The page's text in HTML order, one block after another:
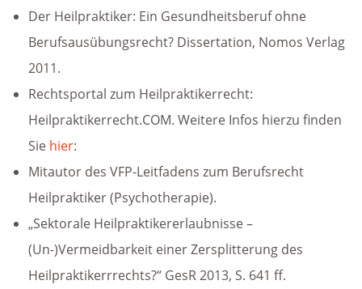
Der Heilpraktiker: Ein Gesundheitsberuf ohne
Berufsausübungsrecht? Dissertation, Nomos Verlag
2011.
Rechtsportal zum Heilpraktikerrecht:
Heilpraktikerrecht.COM. Weitere Infos hierzu finden
Sie hier:
Mitautor des VFP-Leitfadens zum Berufsrecht
Heilpraktiker (Psychotherapie).
„Sektorale Heilpraktikererlaubnisse –
(Un-)Vermeidbarkeit einer Zersplitterung des
Heilpraktikerrrechts?“ GesR 2013, S. 641 ff.